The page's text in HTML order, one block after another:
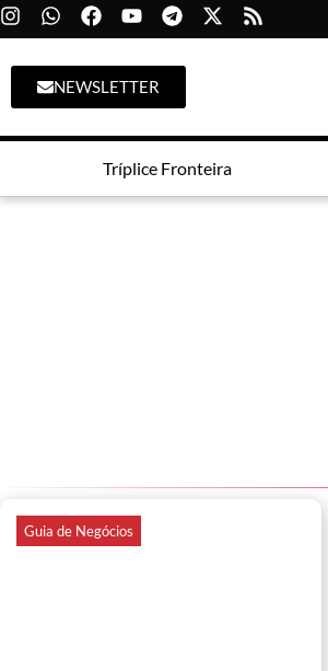
NEWSLETTER
Tríplice Fronteira
Guia de Negócios